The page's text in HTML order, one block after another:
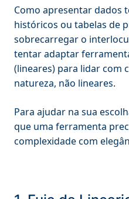
Como apresentar dados
históricos ou tabelas de
sobrecarregar o
tentar adaptar
(lineares) para lidar com
natureza, não lineares.
Para ajudar na sua
que uma ferramenta
complexidade com